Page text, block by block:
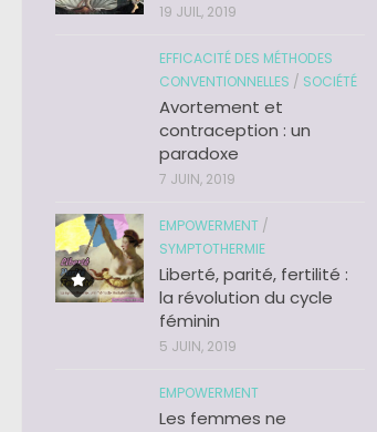
19 JUIL, 2019
EFFICACITÉ DES MÉTHODES
CONVENTIONNELLES / SOCIÉTÉ
Avortement et
contraception : un
paradoxe
7 JUIN, 2019
EMPOWERMENT /
SYMPTOTHERMIE
Liberté, parité, fertilité :
la révolution du cycle
féminin
5 JUIN, 2019
EMPOWERMENT
Les femmes ne